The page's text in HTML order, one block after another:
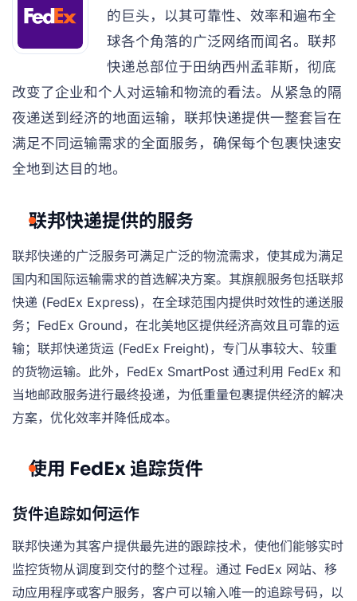
的巨头，以其可靠性、效率和遍布全
球各个角落的广泛网络而闻名。联邦
快递总部位于田纳西州孟菲斯，彻底
改变了企业和个人对运输和物流的看法。从紧急的隔
夜递送到经济的地面运输，联邦快递提供一整套旨在
满足不同运输需求的全面服务，确保每个包裹快速安
全地到达目的地。
联邦快递提供的服务
联邦快递的广泛服务可满足广泛的物流需求，使其成为满足
国内和国际运输需求的首选解决方案。其旗舰服务包括联邦
快递 (FedEx Express)，在全球范围内提供时效性的递送服
务；FedEx Ground，在北美地区提供经济高效且可靠的运
输；联邦快递货运 (FedEx Freight)，专门从事较大、较重
的货物运输。此外，FedEx SmartPost 通过利用 FedEx 和
当地邮政服务进行最终投递，为低重量包裹提供经济的解决
方案，优化效率并降低成本。
使用 FedEx 追踪货件
货件追踪如何运作
联邦快递为其客户提供最先进的跟踪技术，使他们能够实时
监控货物从调度到交付的整个过程。通过 FedEx 网站、移
动应用程序或客户服务，客户可以输入唯一的追踪号码，以